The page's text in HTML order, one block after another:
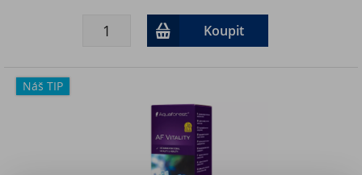
Koupit
Náš TIP